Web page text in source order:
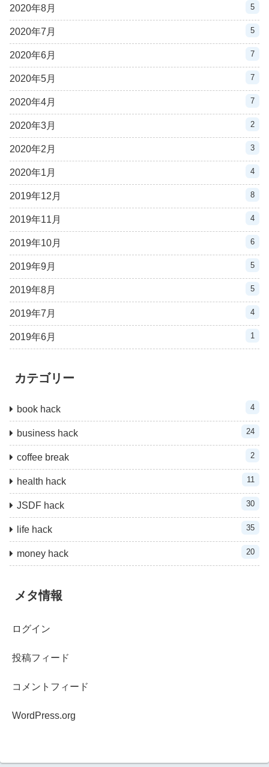
2020年8月 5
2020年7月 5
2020年6月 7
2020年5月 7
2020年4月 7
2020年3月 2
2020年2月 3
2020年1月 4
2019年12月 8
2019年11月 4
2019年10月 6
2019年9月 5
2019年8月 5
2019年7月 4
2019年6月 1
カテゴリー
book hack 4
business hack 24
coffee break 2
health hack 11
JSDF hack 30
life hack 35
money hack 20
メタ情報
ログイン
投稿フィード
コメントフィード
WordPress.org